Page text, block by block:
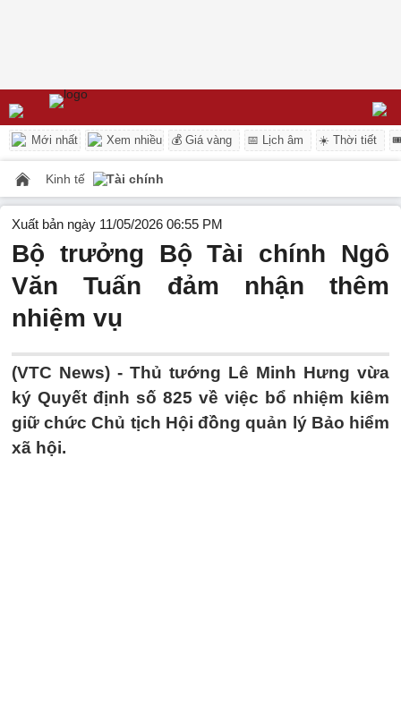
Mới nhất Xem nhiều 💰 Giá vàng 📅 Lịch âm ☀️ Thời tiết
Kinh tế Tài chính
Xuất bản ngày 11/05/2026 06:55 PM
Bộ trưởng Bộ Tài chính Ngô
Văn Tuấn đảm nhận thêm
nhiệm vụ
(VTC News) - Thủ tướng Lê Minh Hưng vừa
ký Quyết định số 825 về việc bổ nhiệm kiêm
giữ chức Chủ tịch Hội đồng quản lý Bảo hiểm
xã hội.